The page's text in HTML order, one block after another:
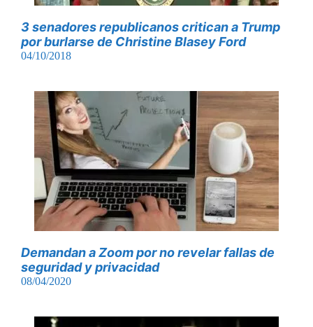
3 senadores republicanos critican a Trump
por burlarse de Christine Blasey Ford
04/10/2018
Demandan a Zoom por no revelar fallas de
seguridad y privacidad
08/04/2020